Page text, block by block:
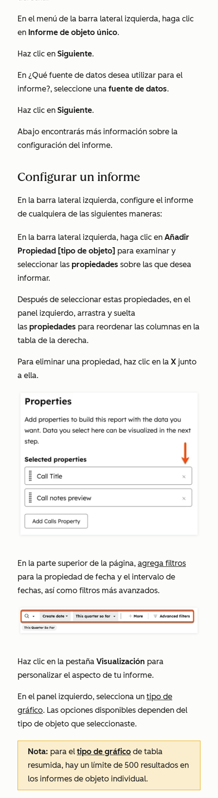
En el menú de la barra lateral izquierda, haga clic
en Informe de objeto único.
Haz clic en Siguiente.
En ¿Qué fuente de datos desea utilizar para el
informe?, seleccione una fuente de datos.
Haz clic en Siguiente.
Abajo encontrarás más información sobre la
configuración del informe.
Configurar un informe
En la barra lateral izquierda, configure el informe
de cualquiera de las siguientes maneras:
En la barra lateral izquierda, haga clic en Añadir
Propiedad [tipo de objeto] para examinar y
seleccionar las propiedades sobre las que desea
informar.
Después de seleccionar estas propiedades, en el
panel izquierdo, arrastra y suelta
las propiedades para reordenar las columnas en la
tabla de la derecha.
Para eliminar una propiedad, haz clic en la X junto
a ella.
En la parte superior de la página, agrega filtros
para la propiedad de fecha y el intervalo de
fechas, así como filtros más avanzados.
Haz clic en la pestaña Visualización para
personalizar el aspecto de tu informe.
En el panel izquierdo, selecciona un tipo de
gráfico. Las opciones disponibles dependen del
tipo de objeto que seleccionaste.
Nota: para el tipo de gráfico de tabla
resumida, hay un límite de 500 resultados en
los informes de objeto individual.